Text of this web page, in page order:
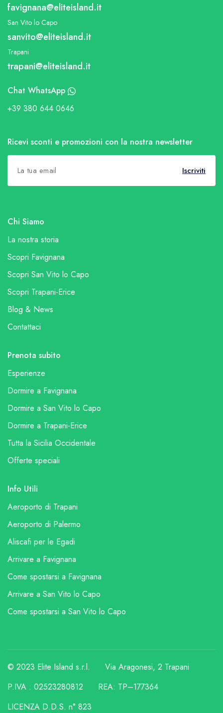
favignana@eliteisland.it
San Vito lo Capo
sanvito@eliteisland.it
Trapani
trapani@eliteisland.it
Chat WhatsApp
+39 380 644 0646
Ricevi sconti e promozioni con la nostra newsletter
Iscriviti
Chi Siamo
La nostra storia
Scopri Favignana
Scopri San Vito lo Capo
Scopri Trapani-Erice
Blog & News
Contattaci
Prenota subito
Esperienze
Dormire a Favignana
Dormire a San Vito lo Capo
Dormire a Trapani-Erice
Tutta la Sicilia Occidentale
Offerte speciali
Info Utili
Aeroporto di Trapani
Aeroporto di Palermo
Aliscafi per le Egadi
Arrivare a Favignana
Come spostarsi a Favignana
Arrivare a San Vito lo Capo
Come spostarsi a San Vito lo Capo
© 2023 Elite Island s.r.l.
Via Aragonesi, 2 Trapani
P.IVA : 02523280812
REA: TP–177364
LICENZA D.D.S. n° 823